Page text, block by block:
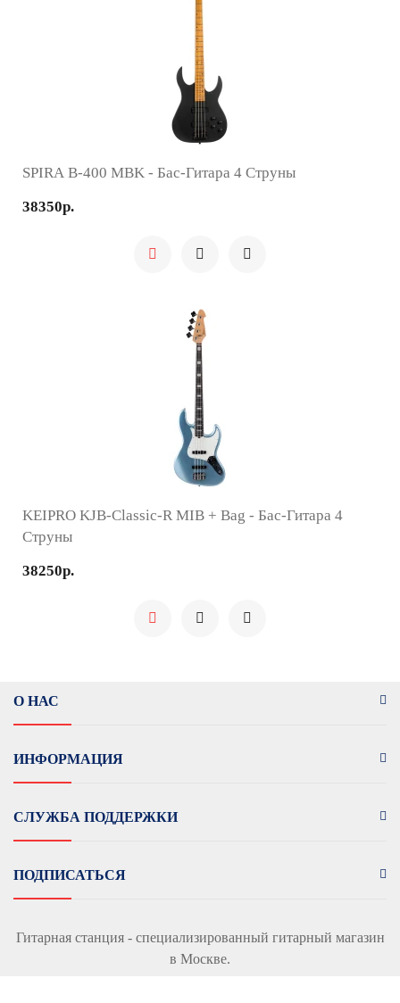
SPIRA B-400 MBK - Бас-Гитара 4 Струны
38350р.
KEIPRO KJB-Classic-R MIB + Bag - Бас-Гитара 4
Струны
38250р.
О НАС
ИНФОРМАЦИЯ
СЛУЖБА ПОДДЕРЖКИ
ПОДПИСАТЬСЯ
Гитарная станция - специализированный гитарный магазин
в Москве.